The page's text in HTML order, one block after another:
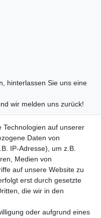
hinterlassen Sie uns eine
wir melden uns zurück!
Technologien auf unserer
Daten von
IP-Adresse), um z.B.
Medien von
auf unsere Website zu
erst durch gesetzte
die wir in den
oder aufgrund eines